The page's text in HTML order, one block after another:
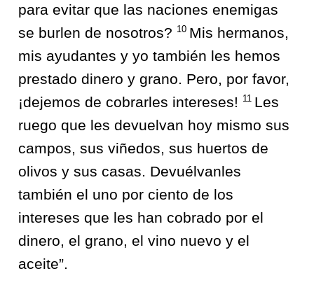
para evitar que las naciones enemigas
se burlen de nosotros? 10 Mis hermanos,
mis ayudantes y yo también les hemos
prestado dinero y grano. Pero, por favor,
¡dejemos de cobrarles intereses!
11 Les
ruego que les devuelvan hoy mismo sus
campos, sus viñedos, sus huertos de
olivos y sus casas. Devuélvanles
también el uno por ciento de los
intereses que les han cobrado por el
dinero, el grano, el vino nuevo y el
aceite”.